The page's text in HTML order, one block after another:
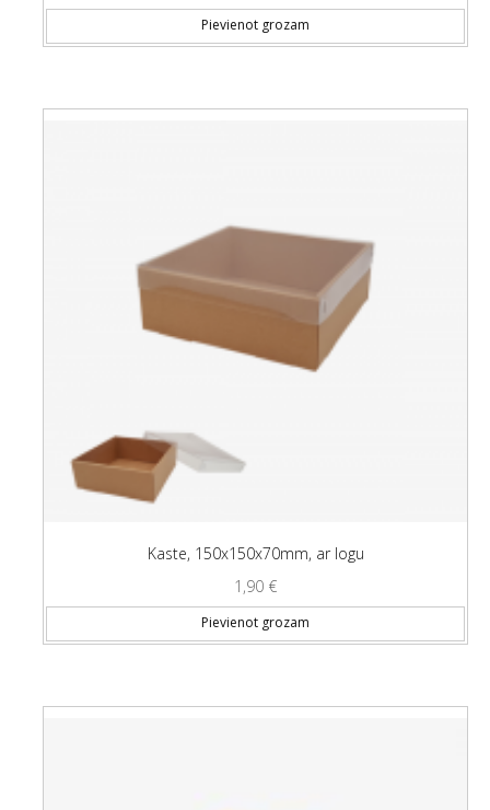
Pievienot grozam
Kaste, 150x150x70mm, ar logu
1,90 €
Pievienot grozam